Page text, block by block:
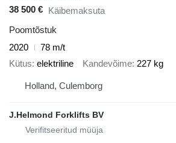
38 500 € Käibemaksuta
Poomtõstuk
2020
78 m/t
Kütus elektriline Kandevõime 227 kg
Holland, Culemborg
J.Helmond Forklifts BV